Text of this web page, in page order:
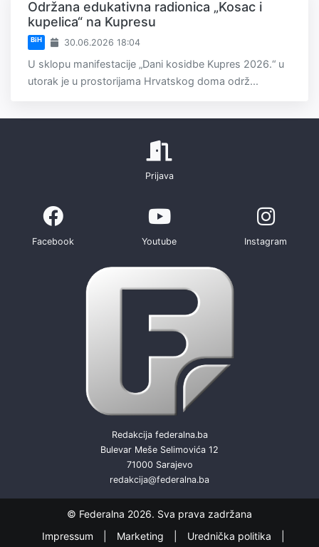
Održana edukativna radionica „Kosac i
kupelica“ na Kupresu
BiH 30.06.2026 18:04
U sklopu manifestacije „Dani kosidbe Kupres 2026.“ u
utorak je u prostorijama Hrvatskog doma održ...
Prijava
Facebook Youtube Instagram
Redakcija federalna.ba
Bulevar Meše Selimovića 12
71000 Sarajevo
redakcija@federalna.ba
© Federalna 2026. Sva prava zadržana
Impressum
Marketing
Urednička politika